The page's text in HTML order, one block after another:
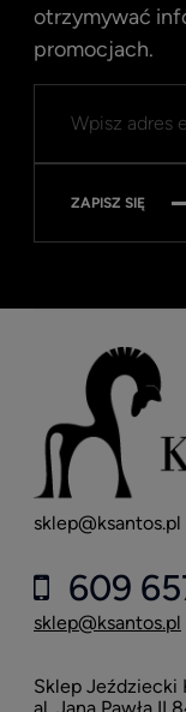
otrzymywać
promocjach.
ZAPISZ SIĘ
sklep@ksantos.pl
609
sklep@ksantos.pl
Sklep Jeździecki